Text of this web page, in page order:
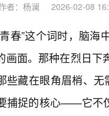
者：杨澜 2026-02-08
春”这个词时，脑
画面。那种在烈日
些藏在眼角眉梢、
捕捉的核心——它不